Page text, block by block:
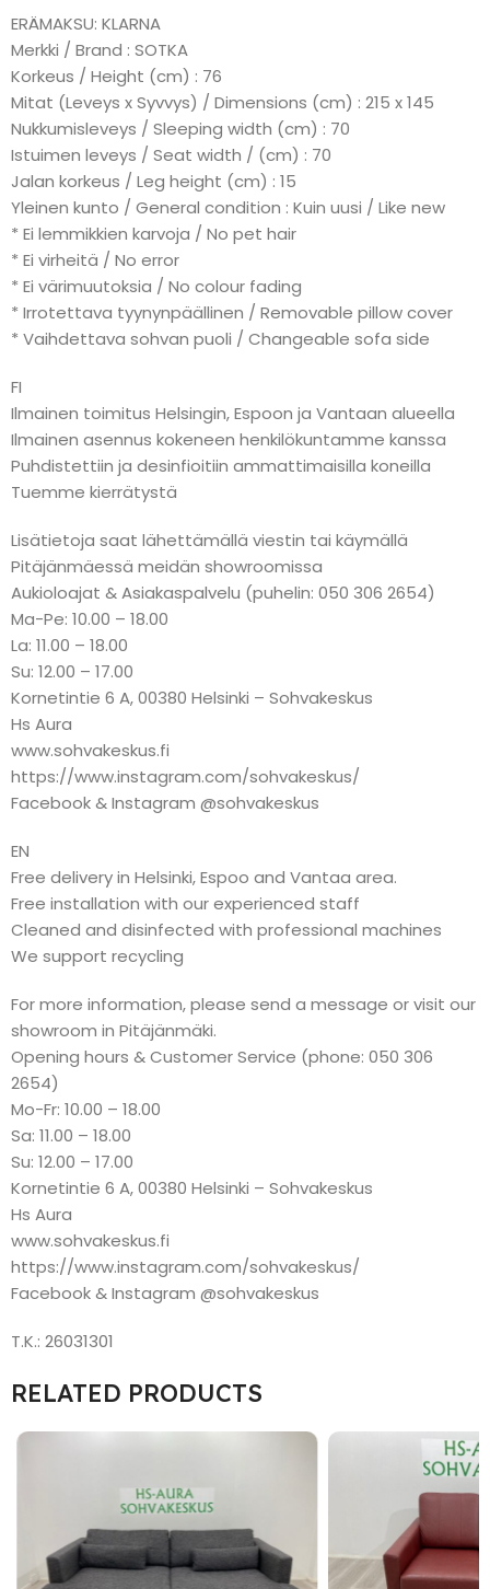
ERÄMAKSU: KLARNA
Merkki / Brand : SOTKA
Korkeus / Height (cm) : 76
Mitat (Leveys x Syvvys) / Dimensions (cm) : 215 x 145
Nukkumisleveys / Sleeping width (cm) : 70
Istuimen leveys / Seat width / (cm) : 70
Jalan korkeus / Leg height (cm) : 15
Yleinen kunto / General condition : Kuin uusi / Like new
* Ei lemmikkien karvoja / No pet hair
* Ei virheitä / No error
* Ei värimuutoksia / No colour fading
* Irrotettava tyynynpäällinen / Removable pillow cover
* Vaihdettava sohvan puoli / Changeable sofa side
FI
Ilmainen toimitus Helsingin, Espoon ja Vantaan alueella
Ilmainen asennus kokeneen henkilökuntamme kanssa
Puhdistettiin ja desinfioitiin ammattimaisilla koneilla
Tuemme kierrätystä
Lisätietoja saat lähettämällä viestin tai käymällä
Pitäjänmäessä meidän showroomissa
Aukioloajat & Asiakaspalvelu (puhelin: 050 306 2654)
Ma-Pe: 10.00 – 18.00
La: 11.00 – 18.00
Su: 12.00 – 17.00
Kornetintie 6 A, 00380 Helsinki – Sohvakeskus
Hs Aura
www.sohvakeskus.fi
https://www.instagram.com/sohvakeskus/
Facebook & Instagram @sohvakeskus
EN
Free delivery in Helsinki, Espoo and Vantaa area.
Free installation with our experienced staff
Cleaned and disinfected with professional machines
We support recycling
For more information, please send a message or visit our
showroom in Pitäjänmäki.
Opening hours & Customer Service (phone: 050 306
2654)
Mo-Fr: 10.00 – 18.00
Sa: 11.00 – 18.00
Su: 12.00 – 17.00
Kornetintie 6 A, 00380 Helsinki – Sohvakeskus
Hs Aura
www.sohvakeskus.fi
https://www.instagram.com/sohvakeskus/
Facebook & Instagram @sohvakeskus
T.K.: 26031301
RELATED PRODUCTS